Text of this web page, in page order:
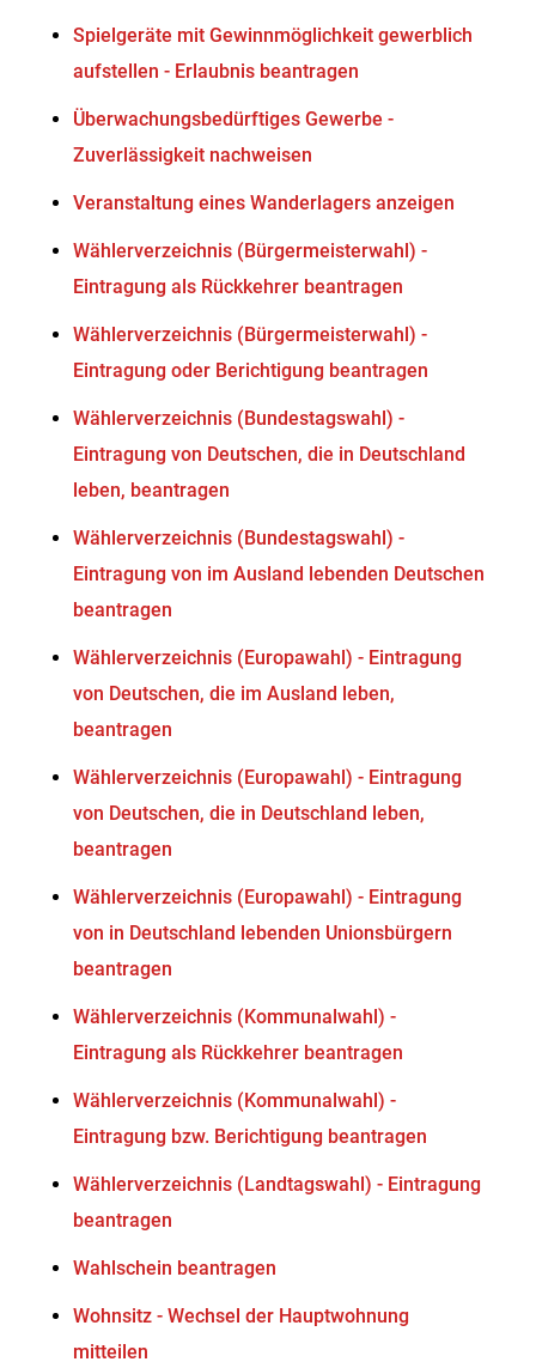
Spielgeräte mit Gewinnmöglichkeit gewerblich
aufstellen - Erlaubnis beantragen
Überwachungsbedürftiges Gewerbe -
Zuverlässigkeit nachweisen
Veranstaltung eines Wanderlagers anzeigen
Wählerverzeichnis (Bürgermeisterwahl) -
Eintragung als Rückkehrer beantragen
Wählerverzeichnis (Bürgermeisterwahl) -
Eintragung oder Berichtigung beantragen
Wählerverzeichnis (Bundestagswahl) -
Eintragung von Deutschen, die in Deutschland
leben, beantragen
Wählerverzeichnis (Bundestagswahl) -
Eintragung von im Ausland lebenden Deutschen
beantragen
Wählerverzeichnis (Europawahl) - Eintragung
von Deutschen, die im Ausland leben,
beantragen
Wählerverzeichnis (Europawahl) - Eintragung
von Deutschen, die in Deutschland leben,
beantragen
Wählerverzeichnis (Europawahl) - Eintragung
von in Deutschland lebenden Unionsbürgern
beantragen
Wählerverzeichnis (Kommunalwahl) -
Eintragung als Rückkehrer beantragen
Wählerverzeichnis (Kommunalwahl) -
Eintragung bzw. Berichtigung beantragen
Wählerverzeichnis (Landtagswahl) - Eintragung
beantragen
Wahlschein beantragen
Wohnsitz - Wechsel der Hauptwohnung
mitteilen